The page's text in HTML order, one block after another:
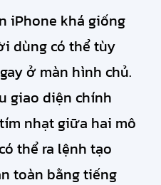
iPhone khá giống
dùng có thể tùy
ở màn hình chủ.
giao diện chính
nhạt giữa hai mô
thể ra lệnh tạo
toàn bằng tiếng